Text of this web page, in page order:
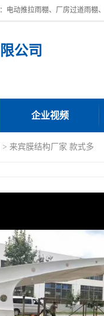
公司
企业视频
> 来宾膜结构厂家 款式多